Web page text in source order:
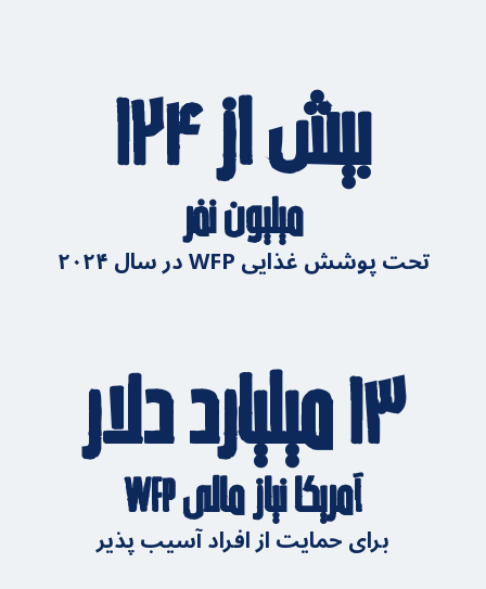
بیش از ۱۲۴
میلیون نفر
تحت پوشش غذایی WFP در سال ۲۰۲۴
۱۳ میلیارد دلار
آمریکا نیاز مالی WFP
برای حمایت از افراد آسیب پذیر